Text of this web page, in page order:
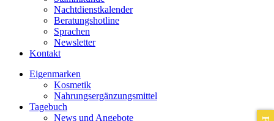
Nachtdienstkalender
Beratungshotline
Sprachen
Newsletter
Kontakt
Eigenmarken
Kosmetik
Nahrungsergänzungsmittel
Tagebuch
News und Angebote